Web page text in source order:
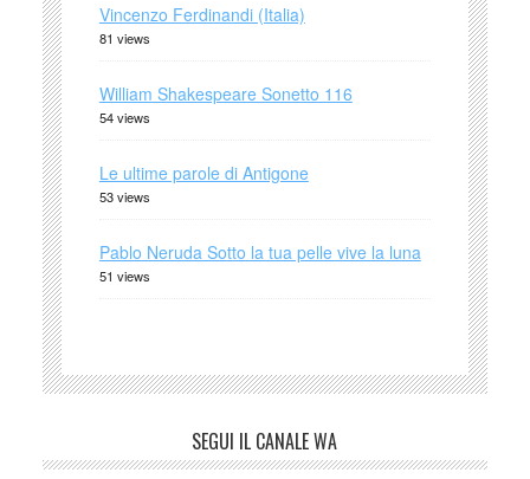
Vincenzo Ferdinandi (Italia)
81 views
William Shakespeare Sonetto 116
54 views
Le ultime parole di Antigone
53 views
Pablo Neruda Sotto la tua pelle vive la luna
51 views
SEGUI IL CANALE WA